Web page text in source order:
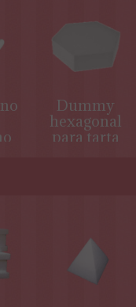
Dummy
hexagonal
para tarta